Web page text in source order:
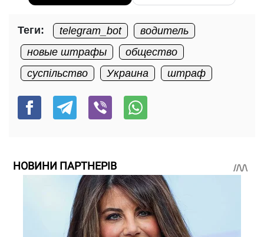
Теги: telegram_bot
водитель
новые штрафы
общество
суспільство
Украина штраф
НОВИНИ ПАРТНЕРІВ